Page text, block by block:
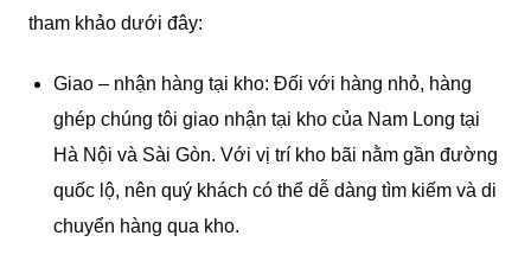
tham khảo dưới đây:
Giao – nhận hàng tại kho: Đối với hàng nhỏ, hàng
ghép chúng tôi giao nhận tại kho của Nam Long tại
Hà Nội và Sài Gòn. Với vị trí kho bãi nằm gần đường
quốc lộ, nên quý khách có thể dễ dàng tìm kiếm và di
chuyển hàng qua kho.